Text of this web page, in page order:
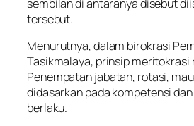
sembilan di antaranya disebut
tersebut.
Menurutnya, dalam birokrasi
Tasikmalaya, prinsip meritokrasi
Penempatan jabatan, rotasi,
didasarkan pada kompetensi
berlaku.